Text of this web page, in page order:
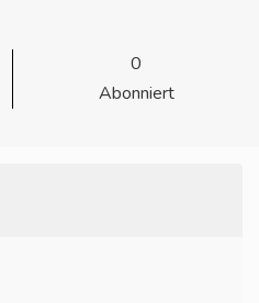
0
Abonniert